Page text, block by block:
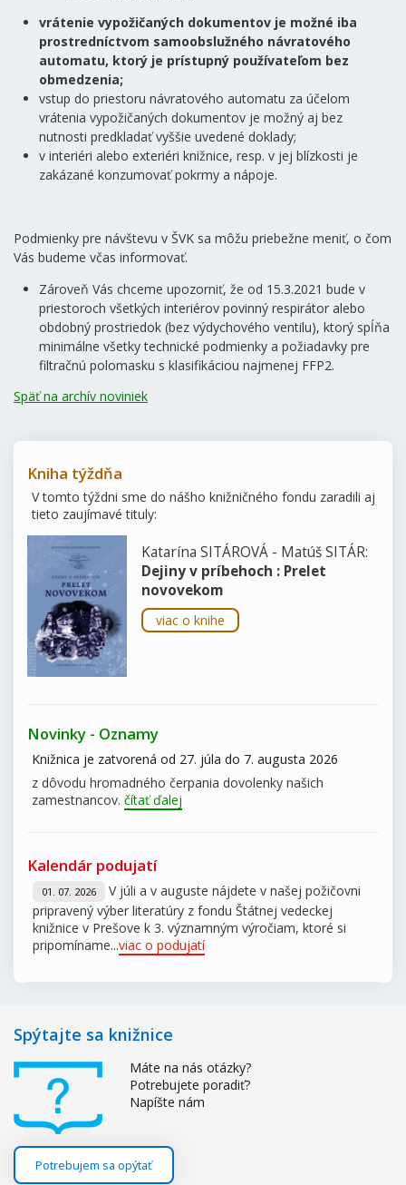
vrátenie vypožičaných dokumentov je možné iba
prostredníctvom samoobslužného návratového
automatu, ktorý je prístupný používateľom bez
obmedzenia;
vstup do priestoru návratového automatu za účelom
vrátenia vypožičaných dokumentov je možný aj bez
nutnosti predkladať vyššie uvedené doklady;
v interiéri alebo exteriéri knižnice, resp. v jej blízkosti je
zakázané konzumovať pokrmy a nápoje.
Podmienky pre návštevu v ŠVK sa môžu priebežne meniť, o čom
Vás budeme včas informovať.
Zároveň Vás chceme upozorniť, že od 15.3.2021 bude v
priestoroch všetkých interiérov povinný respirátor alebo
obdobný prostriedok (bez výdychového ventilu), ktorý spĺňa
minimálne všetky technické podmienky a požiadavky pre
filtračnú polomasku s klasifikáciou najmenej FFP2.
Späť na archív noviniek
Kniha týždňa
V tomto týždni sme do nášho knižničného fondu zaradili aj
tieto zaujímavé tituly:
Katarína SITÁROVÁ - Matúš SITÁR:
Dejiny v príbehoch : Prelet
novovekom
viac o knihe
Novinky - Oznamy
Knižnica je zatvorená od 27. júla do 7. augusta 2026
z dôvodu hromadného čerpania dovolenky našich
zamestnancov. čítať ďalej
Kalendár podujatí
01. 07. 2026
V júli a v auguste nájdete v našej požičovni
pripravený výber literatúry z fondu Štátnej vedeckej
knižnice v Prešove k 3. významným výročiam, ktoré si
pripomíname...viac o podujatí
Spýtajte sa knižnice
Máte na nás otázky?
Potrebujete poradiť?
Napíšte nám
Potrebujem sa opýtať